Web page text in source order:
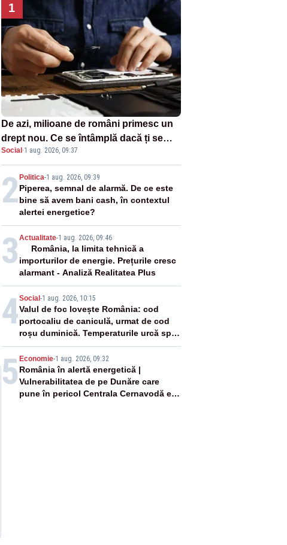
1
De azi, milioane de români primesc un
drept nou. Ce se întâmplă dacă ți se
strică un produs
Social ·1 aug. 2026, 09:37
2 Politica-1 aug. 2026, 09:39
Piperea, semnal de alarmă. De ce este
bine să avem bani cash, în contextul
alertei energetice?
3 Actualitate-1 aug. 2026, 09:46
România, la limita tehnică a
importurilor de energie. Prețurile cresc
alarmant - Analiză Realitatea Plus
4Social -1 aug. 2026, 10:15
Valul de foc lovește România: cod
portocaliu de caniculă, urmat de cod
roșu duminică. Temperaturile urcă spre
40°C
5 Economie-1 aug. 2026, 09:32
România în alertă energetică |
Vulnerabilitatea de pe Dunăre care
pune în pericol Centrala Cernavodă era